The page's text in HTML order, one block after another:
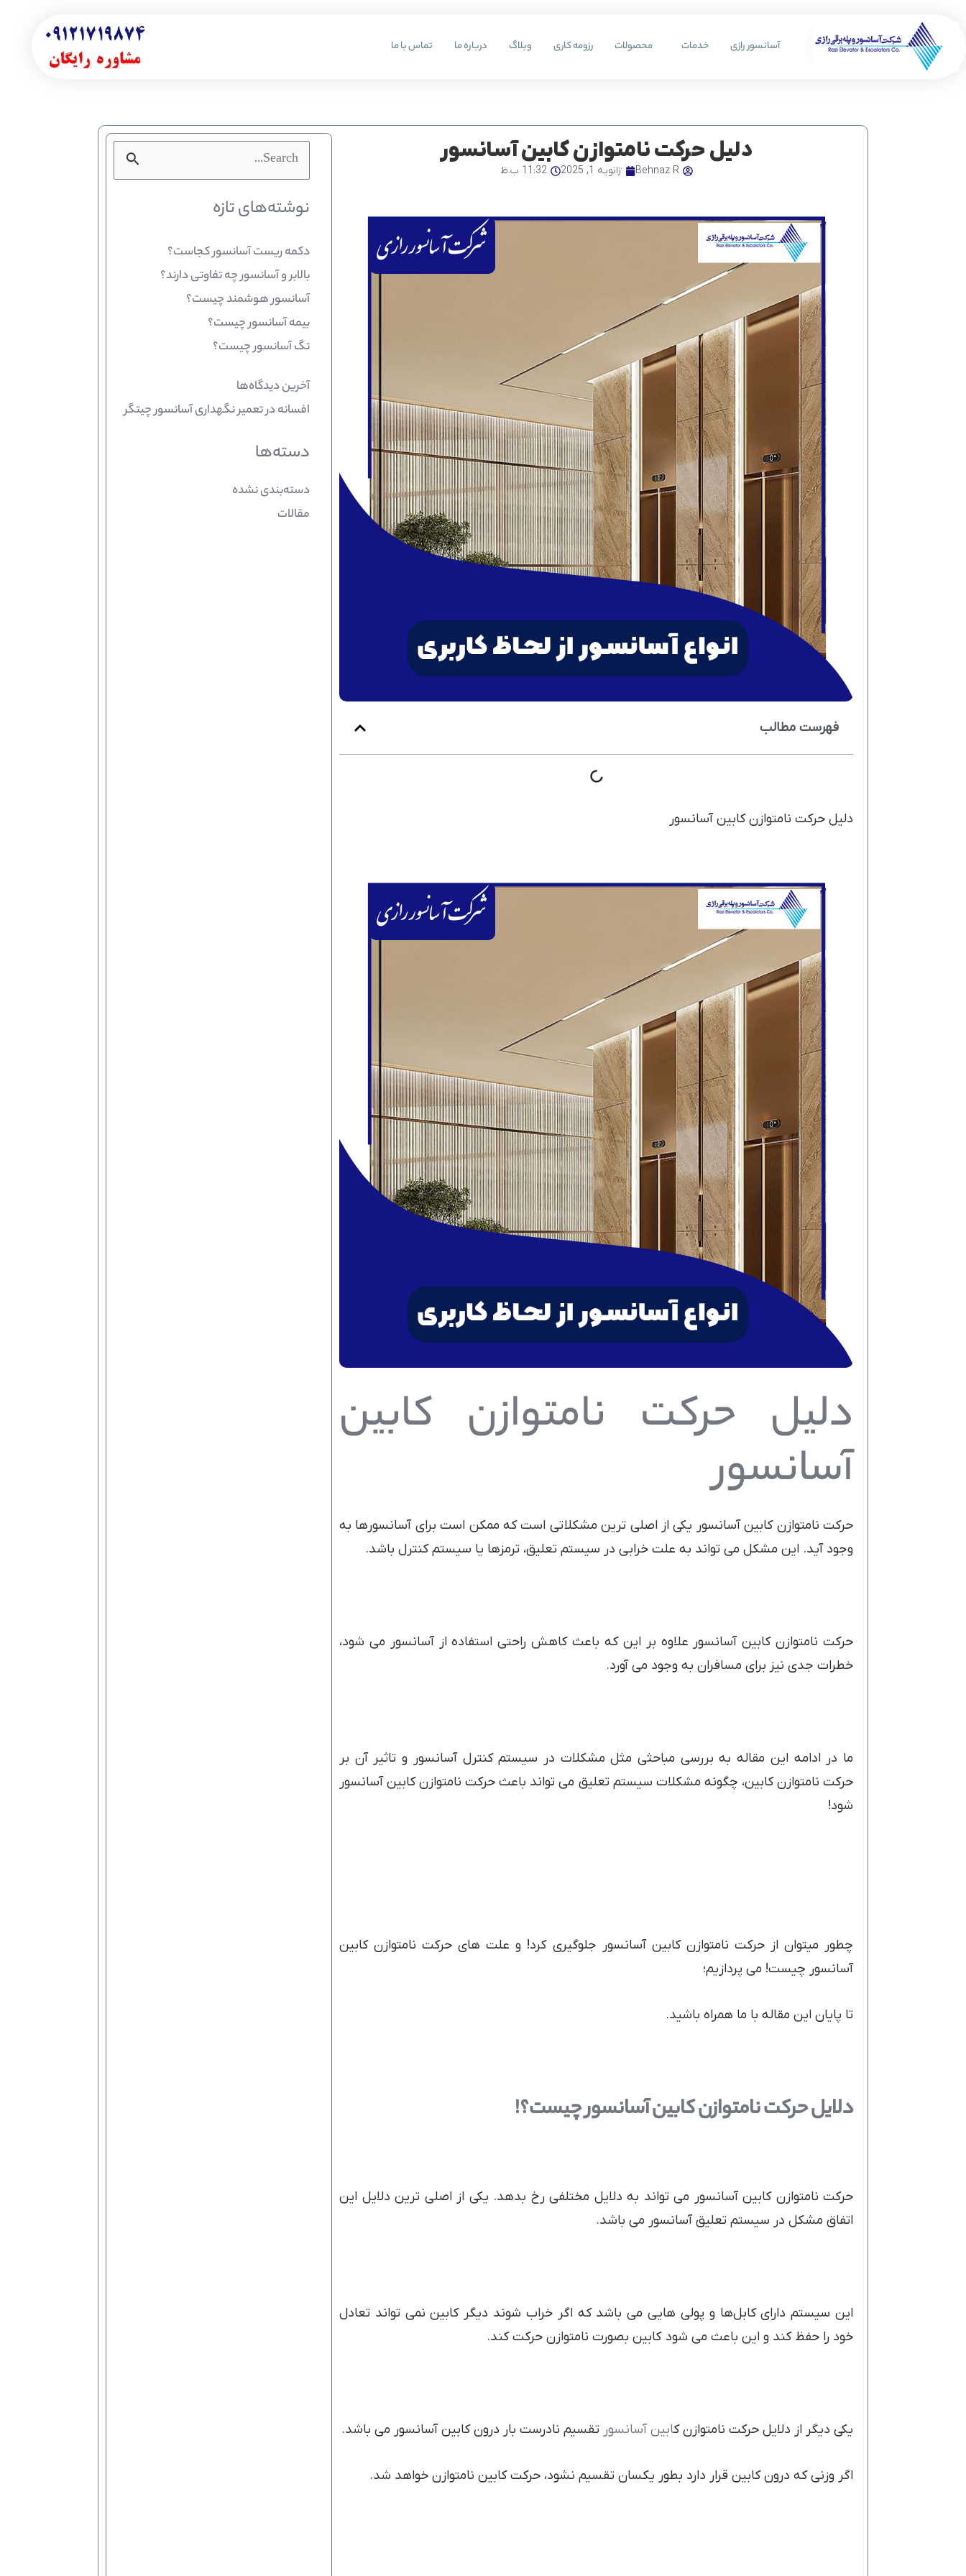
آسانسور رازی خدمات محصولات رزومه کاری وبلاگ درباره ما تماس با ما
دلیل حرکت نامتوازن کابین آسانسور
Behnaz R ژانویه 1, 2025 11:32 ب.ظ
فهرست مطالب
دلیل حرکت نامتوازن کابین آسانسور
دلیل حرکت نامتوازن کابین
آسانسور
حرکت نامتوازن کابین آسانسور یکی از اصلی ترین مشکلاتی است که ممکن است برای آسانسورها به
وجود آید. این مشکل می تواند به علت خرابی در سیستم تعلیق، ترمزها یا سیستم کنترل باشد.
حرکت نامتوازن کابین آسانسور علاوه بر این که باعث کاهش راحتی استفاده از آسانسور می شود،
خطرات جدی نیز برای مسافران به وجود می آورد.
ما در ادامه این مقاله به بررسی مباحثی مثل مشکلات در سیستم کنترل آسانسور و تاثیر آن بر
حرکت نامتوازن کابین، چگونه مشکلات سیستم تعلیق می تواند باعث حرکت نامتوازن کابین آسانسور
شود!
چطور میتوان از حرکت نامتوازن کابین آسانسور جلوگیری کرد! و علت های حرکت نامتوازن کابین
آسانسور چیست! می پردازیم؛
تا پایان این مقاله با ما همراه باشید.
دلایل حرکت نامتوازن کابین آسانسور چیست؟!
حرکت نامتوازن کابین آسانسور می تواند به دلایل مختلفی رخ بدهد. یکی از اصلی ترین دلایل این
اتفاق مشکل در سیستم تعلیق آسانسور می باشد.
این سیستم دارای کابل‌ها و پولی هایی می باشد که اگر خراب شوند دیگر کابین نمی تواند تعادل
خود را حفظ کند و این باعث می شود کابین بصورت نامتوازن حرکت کند.
یکی دیگر از دلایل حرکت نامتوازن کابین آسانسور تقسیم نادرست بار درون کابین آسانسور می باشد.
اگر وزنی که درون کابین قرار دارد بطور یکسان تقسیم نشود، حرکت کابین نامتوازن خواهد شد.
جستجو
برای:
نوشته‌های تازه
دکمه ریست آسانسور کجاست؟
بالابر و آسانسور چه تفاوتی دارند؟
آسانسور هوشمند چیست؟
بیمه آسانسور چیست؟
تگ آسانسور چیست؟
آخرین دیدگاه‌ها
افسانهدرتعمیر نگهداری آسانسور چیتگر
دسته‌ها
دسته‌بندی نشده
مقالات